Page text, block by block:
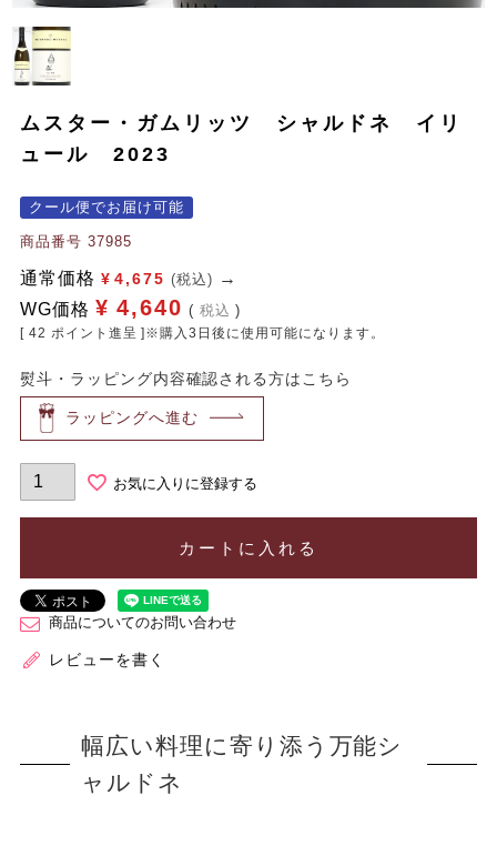
ムスター・ガムリッツ シャルドネ イリ
ュール 2023
クール便でお届け可能
商品番号 37985
通常価格 ¥ 4,675 (税込)
WG価格 ¥ 4,640 税込
[ 42 ポイント進呈 ]※購入3日後に使用可能になります。
熨斗・ラッピング内容確認される方はこちら
ラッピングへ進む
お気に入りに登録する
カートに入れる
商品についてのお問い合わせ
レビューを書く
幅広い料理に寄り添う万能シ
ャルドネ